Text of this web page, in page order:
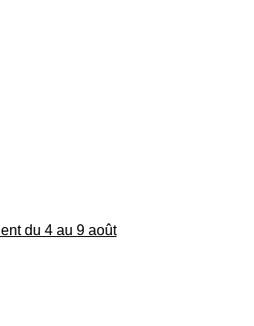
du 4 au 9 août